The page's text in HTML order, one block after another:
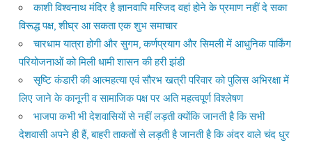
काशी विश्वनाथ मंदिर है ज्ञानवापि मस्जिद वहां होने के प्रमाण नहीं दे सका
विरूद्ध पक्ष, शीघ्र आ सकता एक शुभ समाचार
चारधाम यात्रा होगी और सुगम, कर्णप्रयाग और सिमली में आधुनिक पार्किंग
परियोजनाओं को मिली धामी शासन की हरी झंडी
सृष्टि कंडारी की आत्महत्या एवं सौरभ खत्री परिवार को पुलिस अभिरक्षा में
लिए जाने के कानूनी व सामाजिक पक्ष पर अति महत्वपूर्ण विश्लेषण
भाजपा कभी भी देशवासियों से नहीं लड़ती क्योंकि जानती है कि सभी
देशवासी अपने ही हैं, बाहरी ताकतों से लड़ती है जानती है कि अंदर वाले चंद धुर